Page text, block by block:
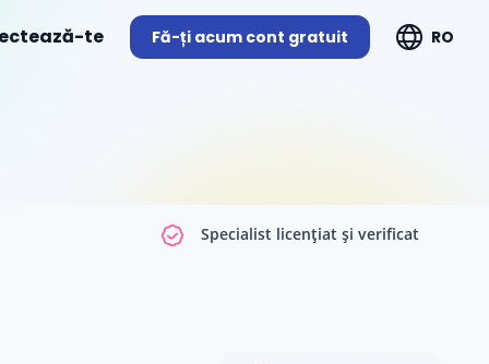
te Fă-ți acum cont gratuit RO
Specialist licențiat și verificat